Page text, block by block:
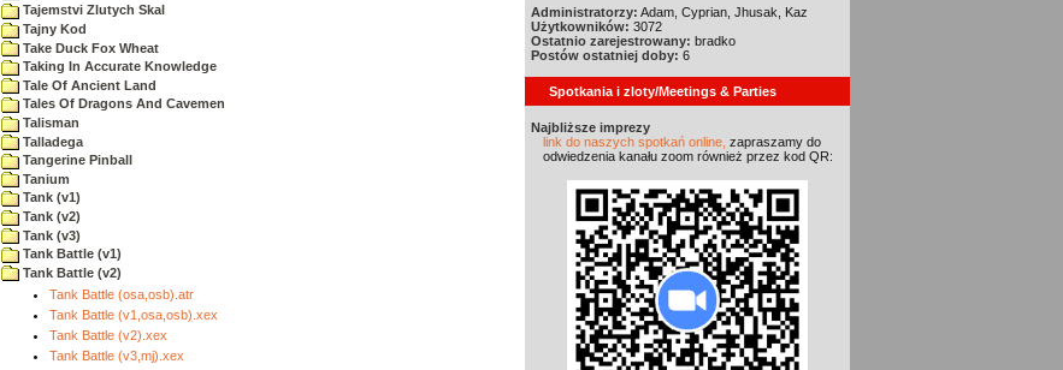
Tajemstvi Zlutych Skal
Tajny Kod
Take Duck Fox Wheat
Taking In Accurate Knowledge
Tale Of Ancient Land
Tales Of Dragons And Cavemen
Talisman
Talladega
Tangerine Pinball
Tanium
Tank (v1)
Tank (v2)
Tank (v3)
Tank Battle (v1)
Tank Battle (v2)
Tank Battle (osa,osb).atr
Tank Battle (v1,osa,osb).xex
Tank Battle (v2).xex
Tank Battle (v3,mj).xex
Administratorzy: Adam, Cyprian, Jhusak, Kaz
Użytkowników: 3072
Ostatnio zarejestrowany: bradko
Postów ostatniej doby: 6
Spotkania i zloty/Meetings & Parties
Najbliższe imprezy
link do naszych spotkań online, zapraszamy do
odwiedzenia kanału zoom również przez kod QR: